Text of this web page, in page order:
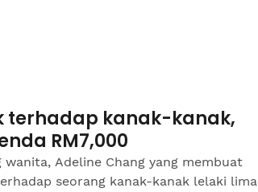
terhadap kanak-kanak,
RM7,000
wanita, Adeline Chang yang membuat
seorang kanak-kanak lelaki lima